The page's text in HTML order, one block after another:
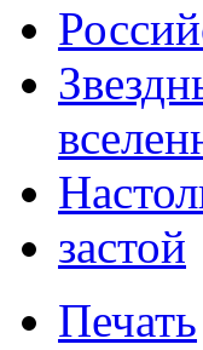
застой
Печать